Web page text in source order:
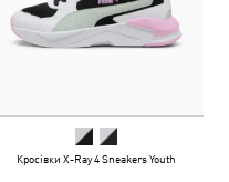
Кросівки X-Ray 4 Sneakers Youth